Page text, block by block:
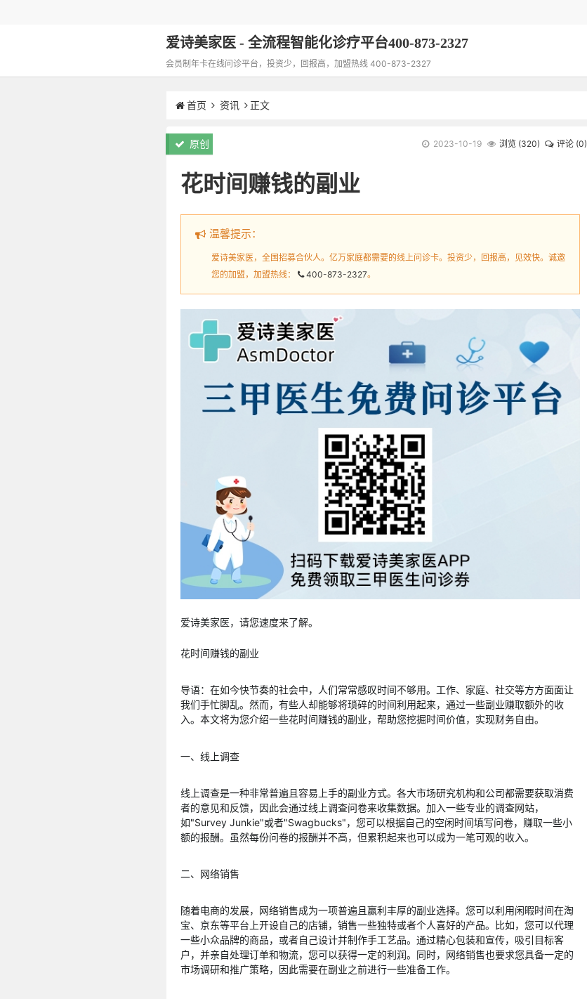
爱诗美家医 - 全流程智能化诊疗平台400-873-2327
会员制年卡在线问诊平台，投资少，回报高，加盟热线 400-873-2327
首页 资讯 正文
原创 2023-10-19 浏览 (320) 评论 (0)
花时间赚钱的副业
温馨提示：
爱诗美家医，全国招募合伙人。亿万家庭都需要的线上问诊卡。投资少，回报高，见效快。诚邀
您的加盟，加盟热线：
400-873-2327。
爱诗美家医，请您速度来了解。
花时间赚钱的副业
导语：在如今快节奏的社会中，人们常常感叹时间不够用。工作、家庭、社交等方方面面让
我们手忙脚乱。然而，有些人却能够将琐碎的时间利用起来，通过一些副业赚取额外的收
入。本文将为您介绍一些花时间赚钱的副业，帮助您挖掘时间价值，实现财务自由。
一、线上调查
线上调查是一种非常普遍且容易上手的副业方式。各大市场研究机构和公司都需要获取消费
者的意见和反馈，因此会通过线上调查问卷来收集数据。加入一些专业的调查网站，
如"Survey Junkie"或者"Swagbucks"，您可以根据自己的空闲时间填写问卷，赚取一些小
额的报酬。虽然每份问卷的报酬并不高，但累积起来也可以成为一笔可观的收入。
二、网络销售
随着电商的发展，网络销售成为一项普遍且赢利丰厚的副业选择。您可以利用闲暇时间在淘
宝、京东等平台上开设自己的店铺，销售一些独特或者个人喜好的产品。比如，您可以代理
一些小众品牌的商品，或者自己设计并制作手工艺品。通过精心包装和宣传，吸引目标客
户，并亲自处理订单和物流，您可以获得一定的利润。同时，网络销售也要求您具备一定的
市场调研和推广策略，因此需要在副业之前进行一些准备工作。